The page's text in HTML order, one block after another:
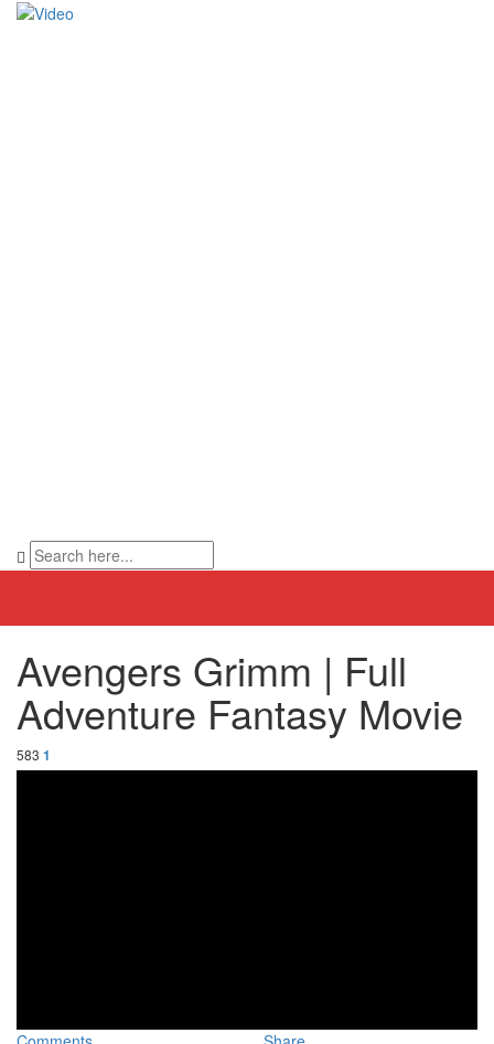
Avengers Grimm | Full
Adventure Fantasy Movie
583 1